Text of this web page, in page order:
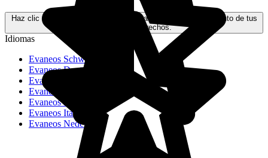
Haz clic aquí para obtener más información sobre el tratamiento de tus
datos y tus derechos.
Idiomas
Evaneos Schweiz
Evaneos Deutschland
Evaneos USA
Evaneos España
Evaneos France
Evaneos Italia
Evaneos Nederland